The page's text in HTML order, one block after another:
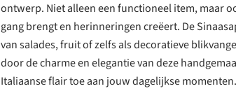
ontwerp. Niet alleen een functioneel item, maar
gang brengt en herinneringen creëert. De
van salades, fruit of zelfs als decoratieve
door de charme en elegantie van deze
Italiaanse flair toe aan jouw dagelijkse